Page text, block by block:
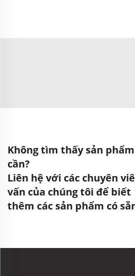
Không tìm thấy sản
cần?
Liên hệ với các chuyên
vấn của chúng tôi để biết
thêm các sản phẩm có